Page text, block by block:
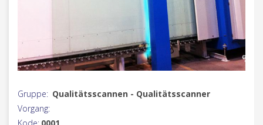
Gruppe: Qualitätsscannen - Qualitätsscanner
Vorgang: